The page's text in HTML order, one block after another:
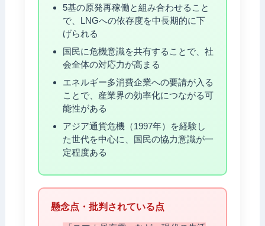
5基の原発再稼働と組み合わせること
で、LNGへの依存度を中長期的に下
げられる
国民に危機意識を共有することで、社
会全体の対応力が高まる
エネルギー多消費企業への要請が入る
ことで、産業界の効率化につながる可
能性がある
アジア通貨危機（1997年）を経験し
た世代を中心に、国民の協力意識が一
定程度ある
懸念点・批判されている点